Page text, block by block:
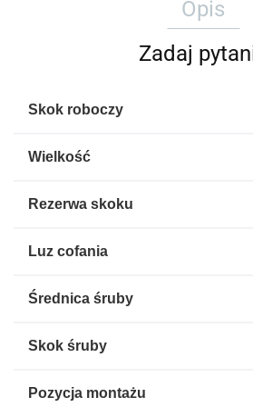
Opis
Zadaj
Skok roboczy
Wielkość
Rezerwa skoku
Luz cofania
Średnica śruby
Skok śruby
Pozycja montażu